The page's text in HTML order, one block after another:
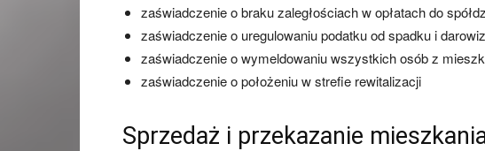
zaświadczenie o braku zaległościach w opłatach do
zaświadczenie o uregulowaniu podatku od spadku i
zaświadczenie o wymeldowaniu wszystkich osób z
zaświadczenie o położeniu w strefie rewitalizacji
Sprzedaż i przekazanie